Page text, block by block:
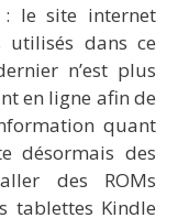
: le site internet
utilisés dans ce
n’est plus
en ligne afin de
quant
désormais des
des ROMs
tablettes Kindle